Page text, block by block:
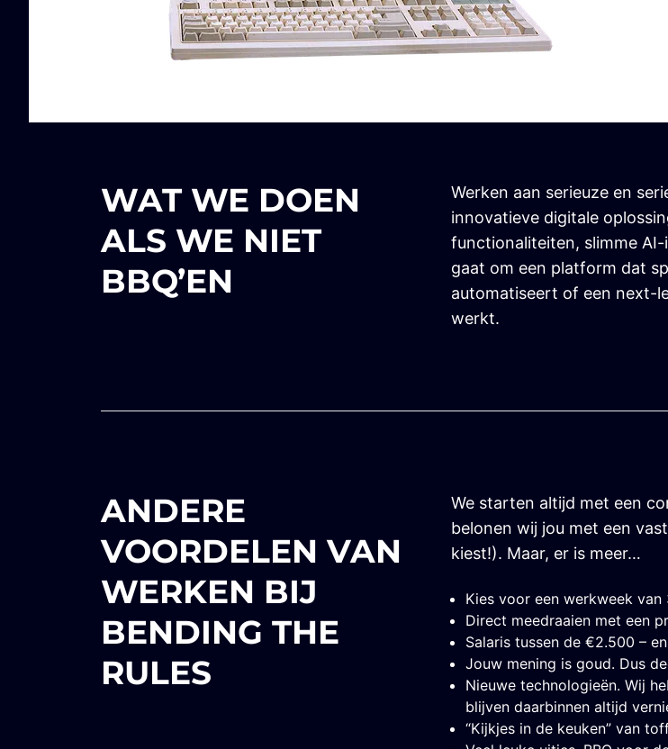
WAT WE DOEN
ALS WE NIET
BBQ’EN
Werken aan serieuze en
innovatieve digitale
functionaliteiten, slimme
gaat om een platform dat
automatiseert of een next-
werkt.
ANDERE
VOORDELEN VAN
WERKEN BIJ
BENDING THE
RULES
We starten altijd met een
belonen wij jou met een
kiest!). Maar, er is meer…
Kies voor een werkweek
Direct meedraaien met een
Salaris tussen de €2.500 –
Jouw mening is goud. Dus
Nieuwe technologieën. Wij
blijven daarbinnen altijd
“Kijkjes in de keuken” van